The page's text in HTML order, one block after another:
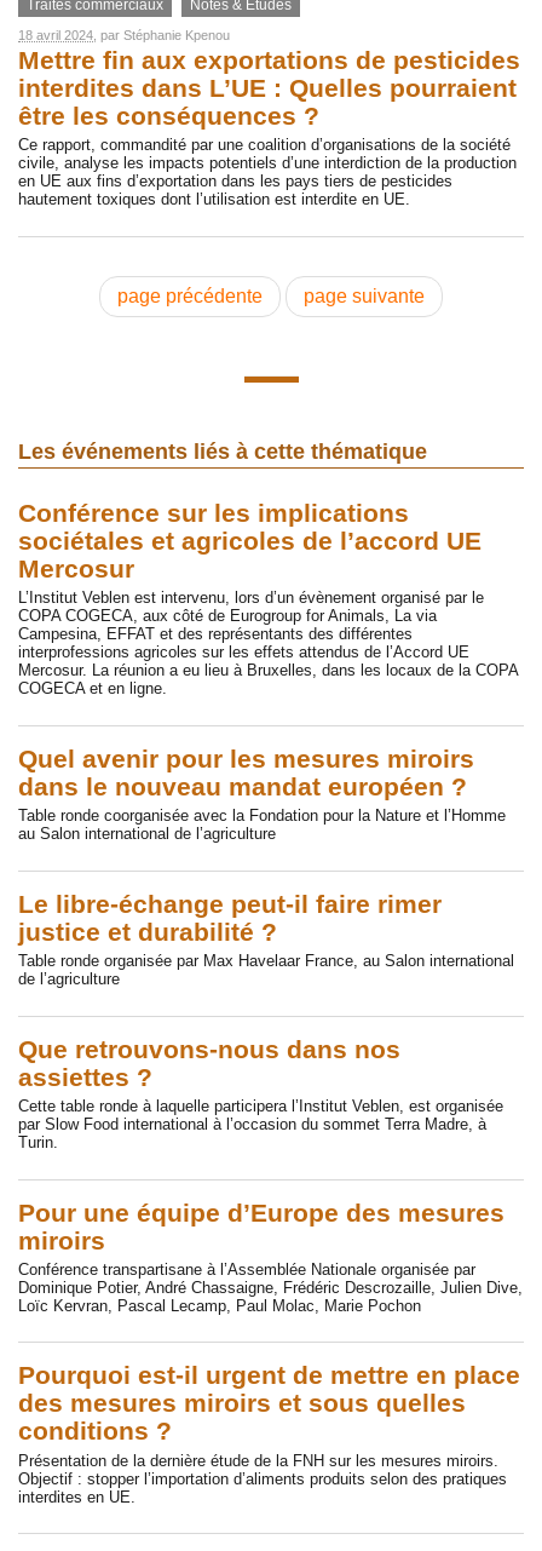
Traités commerciaux Notes & Etudes
18 avril 2024 , par Stéphanie Kpenou
Mettre fin aux exportations de pesticides
interdites dans L’UE : Quelles pourraient
être les conséquences ?
Ce rapport, commandité par une coalition d’organisations de la société
civile, analyse les impacts potentiels d’une interdiction de la production
en UE aux fins d’exportation dans les pays tiers de pesticides
hautement toxiques dont l’utilisation est interdite en UE.
page précédente page suivante
Les événements liés à cette thématique
Conférence sur les implications
sociétales et agricoles de l’accord UE
Mercosur
L’Institut Veblen est intervenu, lors d’un évènement organisé par le
COPA COGECA, aux côté de Eurogroup for Animals, La via
Campesina, EFFAT et des représentants des différentes
interprofessions agricoles sur les effets attendus de l’Accord UE
Mercosur. La réunion a eu lieu à Bruxelles, dans les locaux de la COPA
COGECA et en ligne.
Quel avenir pour les mesures miroirs
dans le nouveau mandat européen ?
Table ronde coorganisée avec la Fondation pour la Nature et l’Homme
au Salon international de l’agriculture
Le libre-échange peut-il faire rimer
justice et durabilité ?
Table ronde organisée par Max Havelaar France, au Salon international
de l’agriculture
Que retrouvons-nous dans nos
assiettes ?
Cette table ronde à laquelle participera l’Institut Veblen, est organisée
par Slow Food international à l’occasion du sommet Terra Madre, à
Turin.
Pour une équipe d’Europe des mesures
miroirs
Conférence transpartisane à l’Assemblée Nationale organisée par
Dominique Potier, André Chassaigne, Frédéric Descrozaille, Julien Dive,
Loïc Kervran, Pascal Lecamp, Paul Molac, Marie Pochon
Pourquoi est-il urgent de mettre en place
des mesures miroirs et sous quelles
conditions ?
Présentation de la dernière étude de la FNH sur les mesures miroirs.
Objectif : stopper l’importation d’aliments produits selon des pratiques
interdites en UE.